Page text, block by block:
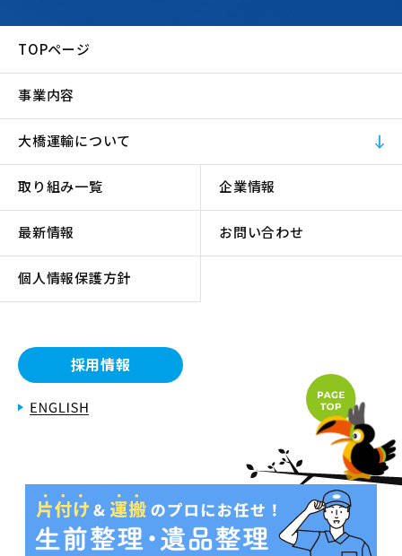
TOPページ
事業内容
大橋運輸について
取り組み一覧 企業情報
最新情報 お問い合わせ
個人情報保護方針
採用情報